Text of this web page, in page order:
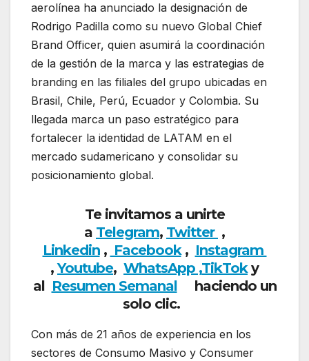
aerolínea ha anunciado la designación de
Rodrigo Padilla como su nuevo Global Chief
Brand Officer, quien asumirá la coordinación
de la gestión de la marca y las estrategias de
branding en las filiales del grupo ubicadas en
Brasil, Chile, Perú, Ecuador y Colombia. Su
llegada marca un paso estratégico para
fortalecer la identidad de LATAM en el
mercado sudamericano y consolidar su
posicionamiento global.
Te invitamos a unirte
a Telegram, Twitter ,
Linkedin, Facebook, Instagram
,Youtube, WhatsApp ,TikToky
al Resumen Semanalhaciendo un
solo clic.
Con más de 21 años de experiencia en los
sectores de Consumo Masivo y Consumer